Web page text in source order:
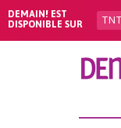
DEMAIN! EST
DISPONIBLE SUR